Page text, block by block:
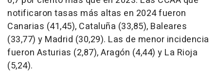
notificaron tasas más altas en 2024 fueron
Canarias (41,45), Cataluña (33,85), Baleares
(33,77) y Madrid (30,29). Las de menor incidencia
fueron Asturias (2,87), Aragón (4,44) y La Rioja
(5,24).